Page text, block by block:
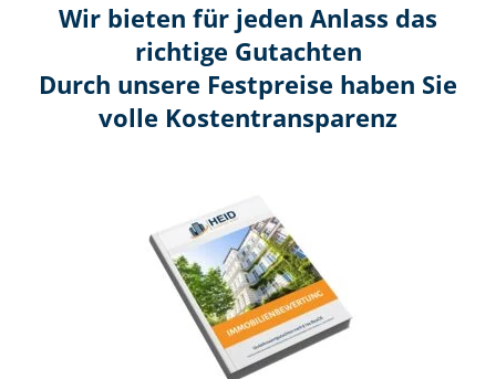
Wir bieten für jeden Anlass das
richtige Gutachten
Durch unsere Festpreise haben Sie
volle Kosten­transparenz